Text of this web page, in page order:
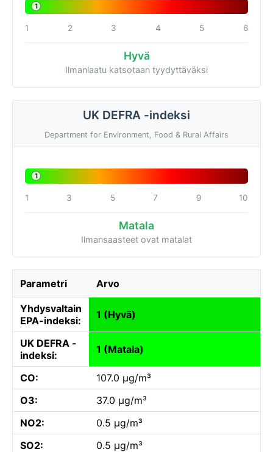
1
1 2 3 4 5 6
Hyvä
Ilmanlaatu katsotaan tyydyttäväksi
UK DEFRA -indeksi
Department for Environment, Food & Rural Affairs
1
1 3 5 7 9 10
Matala
Ilmansaasteet ovat matalat
Parametri Arvo
Yhdysvaltain
EPA-indeksi:
1 (Hyvä)
UK DEFRA -
indeksi:
1 (Matala)
CO:
107.0 µg/m³
O3:
37.0 µg/m³
NO2:
0.5 µg/m³
SO2:
0.5 µg/m³